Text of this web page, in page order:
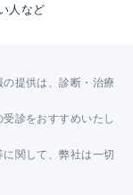
人など
提供は、診断・治療
診をおすすめいたし
関して、弊社は一切